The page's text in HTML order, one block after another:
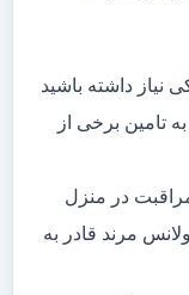
داشته باشید
تامین برخی از
در منزل
مرند قادر به